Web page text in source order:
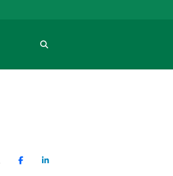
FacebookO LinkedIn